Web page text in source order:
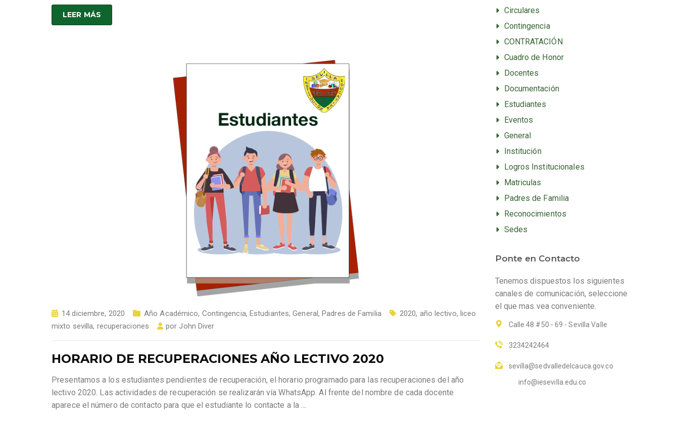
LEER MÁS
14 diciembre, 2020 Año Académico, Contingencia, Estudiantes,General,Padres de Familia 2020, año lectivo, liceo
mixto sevilla, recuperaciones porJohn Diver
HORARIO DE RECUPERACIONES AÑO LECTIVO 2020
Presentamos a los estudiantes pendientes de recuperación, el horario programado para las recuperaciones del año
lectivo 2020. Las actividades de recuperación se realizarán vía WhatsApp. Al frente del nombre de cada docente
aparece el número de contacto para que el estudiante lo contacte a la…
Circulares
Contingencia
CONTRATACIÓN
Cuadro de Honor
Docentes
Documentación
Estudiantes
Eventos
General
Institución
Logros Institucionales
Matriculas
Padres de Familia
Reconocimientos
Sedes
Ponte en Contacto
Tenemos dispuestos los siguientes
canales de comunicación, seleccione
el que mas vea conveniente.
Calle 48 #50 - 69 - Sevilla Valle
3234242464
sevilla@sedvalledelcauca.gov.co
info@iesevilla.edu.co